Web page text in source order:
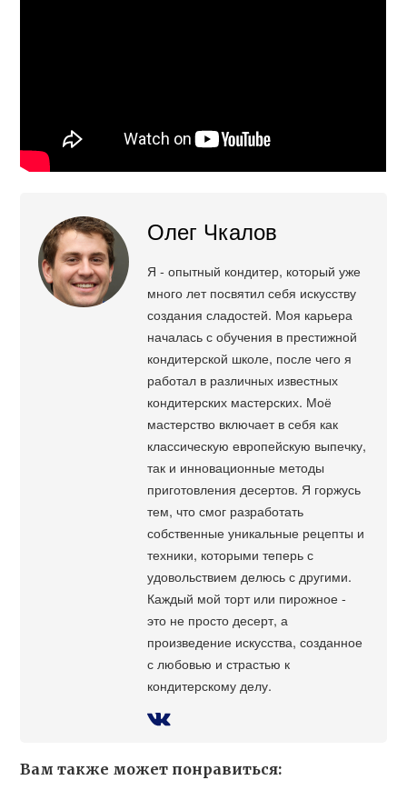
Олег Чкалов
Я - опытный кондитер, который уже
много лет посвятил себя искусству
создания сладостей. Моя карьера
началась с обучения в престижной
кондитерской школе, после чего я
работал в различных известных
кондитерских мастерских. Моё
мастерство включает в себя как
классическую европейскую выпечку,
так и инновационные методы
приготовления десертов. Я горжусь
тем, что смог разработать
собственные уникальные рецепты и
техники, которыми теперь с
удовольствием делюсь с другими.
Каждый мой торт или пирожное -
это не просто десерт, а
произведение искусства, созданное
с любовью и страстью к
кондитерскому делу.
Вам также может понравиться: